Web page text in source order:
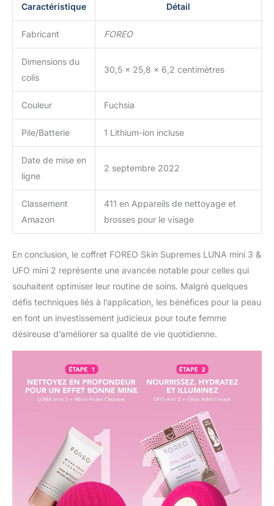
Caractéristique Détail
Fabricant FOREO
Dimensions du
colis
30,5 x 25,8 x 6,2 centimètres
Couleur Fuchsia
Pile/Batterie 1 Lithium-ion incluse
Date de mise en
ligne
2 septembre 2022
Classement
Amazon
411 en Appareils de nettoyage et
brosses pour le visage
En conclusion, le coffret FOREO Skin Supremes LUNA mini 3 &
UFO mini 2 représente une avancée notable pour celles qui
souhaitent optimiser leur routine de soins. Malgré quelques
défis techniques liés à l’application, les bénéfices pour la peau
en font un investissement judicieux pour toute femme
désireuse d’améliorer sa qualité de vie quotidienne.